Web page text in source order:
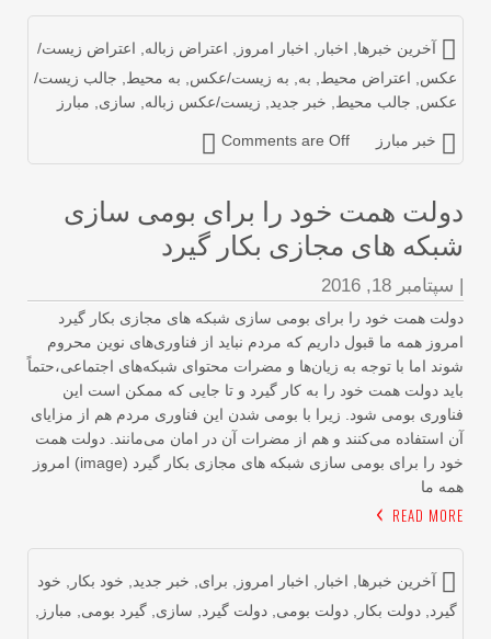
آخرین خبرها ,اخبار ,اخبار امروز,اعتراض زباله , اعتراض زیست/
عکس,اعتراض محیط,به,به زیست/عکس,به محیط,جالب زیست/
عکس,جالب محیط,خبر جدید ,زیست/عکس زباله , سازی,مبارز
خبر مبارز Comments are Off
همت خود را برای بومی سازی
های مجازی بکار گیرد
سپتامبر 18, 2016
همت خود را برای بومی سازی شبکه های مجازی بکار گیرد
همه ما قبول داریم که مردم نباید از فناوری‌های نوین محروم
اما با توجه به زیان‌ها و مضرات محتوای شبکه‌های اجتماعی،حتماً
دولت همت خود را به کار گیرد و تا جایی که ممکن است این
بومی شود. زیرا با بومی شدن این فناوری مردم هم از مزایای
استفاده می‌کنند و هم از مضرات آن در امان می‌مانند. دولت همت
خود را برای بومی سازی شبکه های مجازی بکار گیرد (image) امروز
ما
READ
آخرین خبرها ,اخبار ,اخبار امروز,برای ,خبر جدید ,خود بکار, خود
,دولت بکار, دولت بومی ,دولت گیرد,سازی,گیرد بومی ,مبارز ,